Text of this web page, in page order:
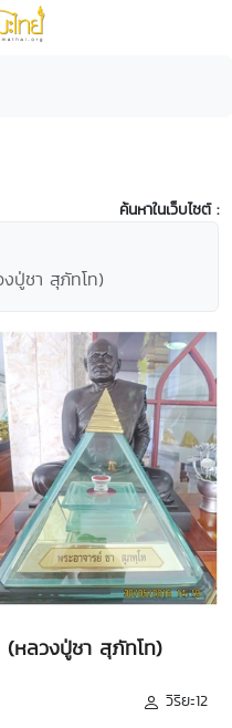
ค้นหาในเว็บไซต์ :
ปู่ชา สุภัทโท)
(หลวงปู่ชา สุภัทโท)
วิริยะ12